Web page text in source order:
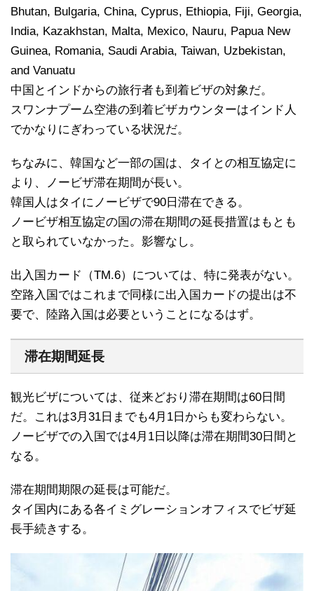
Bhutan, Bulgaria, China, Cyprus, Ethiopia, Fiji, Georgia,
India, Kazakhstan, Malta, Mexico, Nauru, Papua New
Guinea, Romania, Saudi Arabia, Taiwan, Uzbekistan,
and Vanuatu
中国とインドからの旅行者も到着ビザの対象だ。
スワンナプーム空港の到着ビザカウンターはインド人
でかなりにぎわっている状況だ。
ちなみに、韓国など一部の国は、タイとの相互協定に
より、ノービザ滞在期間が長い。
韓国人はタイにノービザで90日滞在できる。
ノービザ相互協定の国の滞在期間の延長措置はもとも
と取られていなかった。影響なし。
出入国カード（TM.6）については、特に発表がない。
空路入国ではこれまで同様に出入国カードの提出は不
要で、陸路入国は必要ということになるはず。
滞在期間延長
観光ビザについては、従来どおり滞在期間は60日間
だ。これは3月31日までも4月1日からも変わらない。
ノービザでの入国では4月1日以降は滞在期間30日間と
なる。
滞在期間期限の延長は可能だ。
タイ国内にある各イミグレーションオフィスでビザ延
長手続きする。